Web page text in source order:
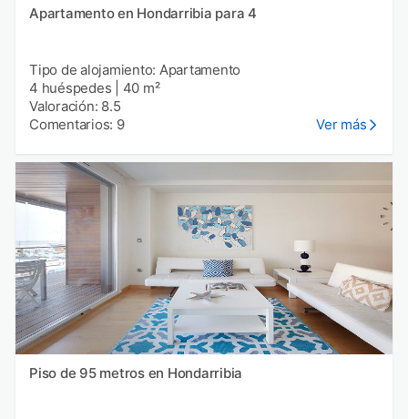
Apartamento en Hondarribia para 4
Tipo de alojamiento: Apartamento
4 huéspedes
40 m²
Valoración: 8.5
Comentarios: 9
Ver más
Piso de 95 metros en Hondarribia